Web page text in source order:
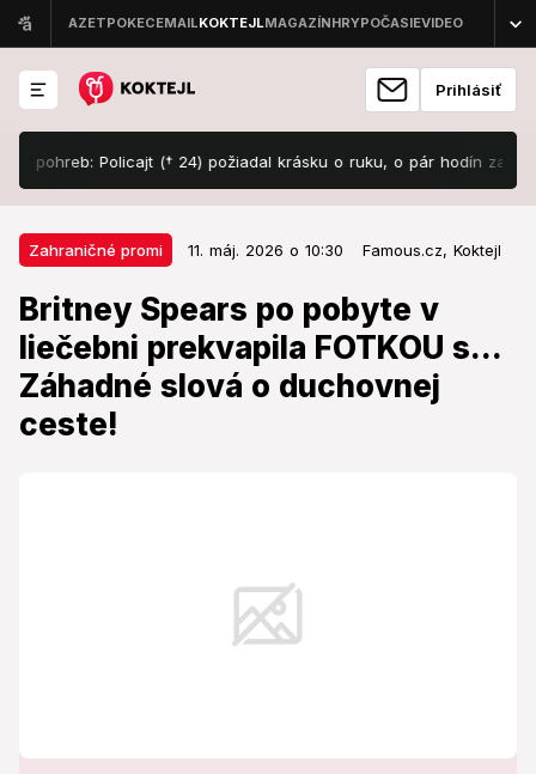
Prihlásiť
Policajt († 24) požiadal krásku o ruku, o pár hodín za ňu
Zahraničné promi 11. máj. 2026 o 10:30 Famous.cz, Koktejl
Britney Spears po pobyte v
liečebni prekvapila FOTKOU s...
Záhadné slová o duchovnej
ceste!
Zahraničné promi 11. máj. 2026 o 10:30
Britney Spears po pobyte v
liečebni prekvapila FOTKOU s...
Záhadné slová o duchovnej ceste!
Priznala, že sa stále učí byť k sebe láskavejšia.